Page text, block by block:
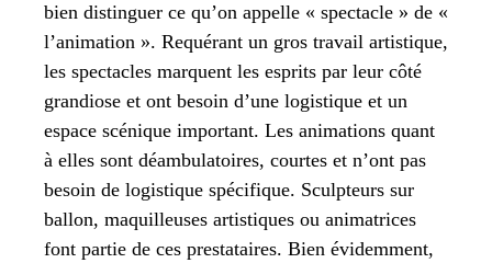
bien distinguer ce qu’on appelle « spectacle » de «
l’animation ». Requérant un gros travail artistique,
les spectacles marquent les esprits par leur côté
grandiose et ont besoin d’une logistique et un
espace scénique important. Les animations quant
à elles sont déambulatoires, courtes et n’ont pas
besoin de logistique spécifique. Sculpteurs sur
ballon, maquilleuses artistiques ou animatrices
font partie de ces prestataires. Bien évidemment,